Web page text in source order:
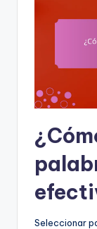
Seleccionar